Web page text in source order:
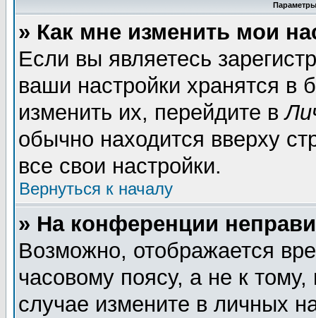
» Как мне изменить мои
Если вы являетесь
ваши настройки хранятся
изменить их, перейдите в
обычно находится вверху
все свои настройки.
Вернуться к началу
» На конференции
Возможно, отображается
часовому поясу, а не к
случае измените в личных